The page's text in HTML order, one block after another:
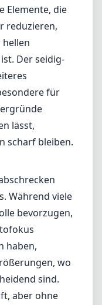
Elemente, die
reduzieren,
Der seidig-
für
lässt,
scharf bleiben.
Während viele
bevorzugen,
haben,
wo
sind.
aber ohne